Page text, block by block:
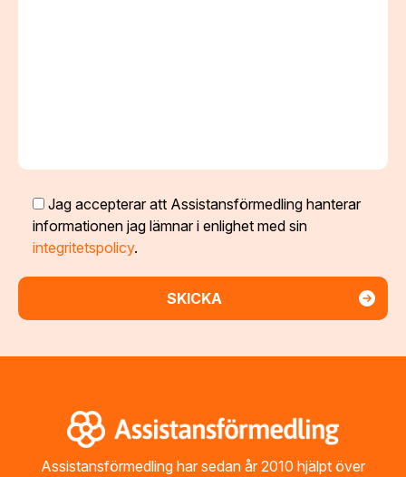
Jag accepterar att Assistansförmedling hanterar
informationen jag lämnar i enlighet med sin
integritetspolicy.
Assistansförmedling har sedan år 2010 hjälpt över